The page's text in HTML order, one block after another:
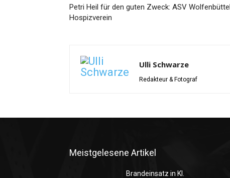
Petri Heil für den guten Zweck: ASV
Hospizverein
Ulli Schwarze
Redakteur & Fotograf
Meistgelesene Artikel
Brandeinsatz in Kl.